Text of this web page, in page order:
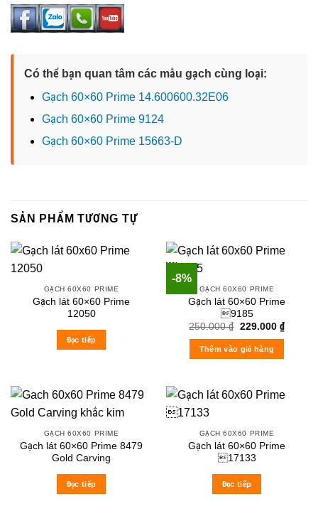
Có thể bạn quan tâm các mẫu gạch cùng loại:
Gạch 60×60 Prime 14.600600.32E06
Gạch 60×60 Prime 9124
Gạch 60×60 Prime 15663-D
SẢN PHẨM TƯƠNG TỰ
GẠCH 60X60 PRIME
Gạch lát 60×60 Prime
12050
Đọc tiếp
-8%
GẠCH 60X60 PRIME
Gạch lát 60×60 Prime
9185
250.000₫ Original
was:
250.000 ₫.
229.000 ₫Current
price
Thêm vào giỏ hàng
GẠCH 60X60 PRIME
Gạch lát 60×60 Prime 8479
Gold Carving
Đọc tiếp
GẠCH 60X60 PRIME
Gạch lát 60×60 Prime
17133
Đọc tiếp